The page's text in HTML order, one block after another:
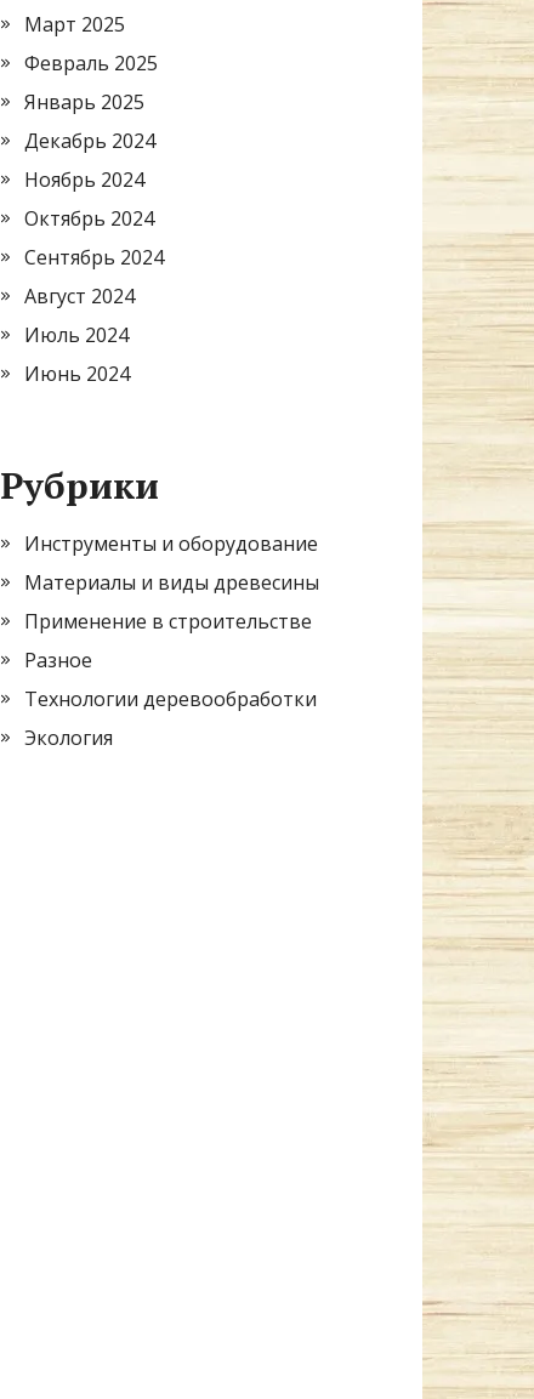
Март 2025
Февраль 2025
Январь 2025
Декабрь 2024
Ноябрь 2024
Октябрь 2024
Сентябрь 2024
Август 2024
Июль 2024
Июнь 2024
Рубрики
Инструменты и оборудование
Материалы и виды древесины
Применение в строительстве
Разное
Технологии деревообработки
Экология